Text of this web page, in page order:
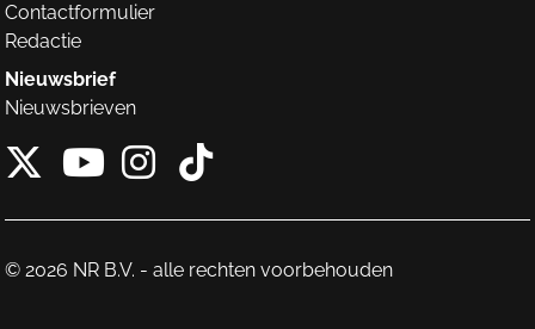
Contactformulier
Redactie
Nieuwsbrief
Nieuwsbrieven
X van NieuwRechts
Instagram van
Tiktok van
© 2026 NR B.V. - alle rechten voorbehouden